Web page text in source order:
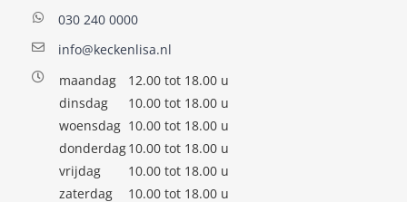
030 240 0000
info@keckenlisa.nl
maandag
12.00 tot 18.00 u
dinsdag
10.00 tot 18.00 u
woensdag 10.00 tot 18.00 u
donderdag10.00 tot 18.00 u
vrijdag
10.00 tot 18.00 u
zaterdag
10.00 tot 18.00 u